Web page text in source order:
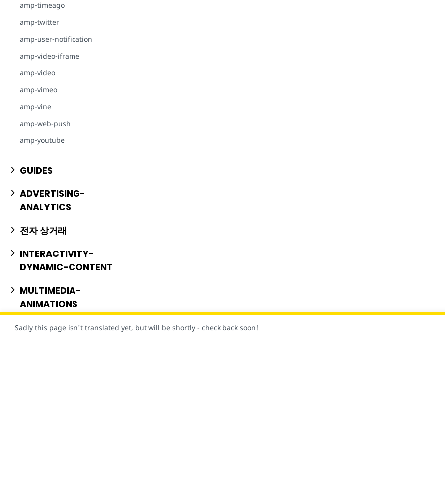
amp-timeago
amp-twitter
amp-user-notification
amp-video-iframe
amp-video
amp-vimeo
amp-vine
amp-web-push
amp-youtube
GUIDES
ADVERTISING-
ANALYTICS
전자 상거래
INTERACTIVITY-
DYNAMIC-CONTENT
MULTIMEDIA-
ANIMATIONS
NEWS-PUBLISHING
Sadly this page isn't translated yet, but will be shortly - check back soon!